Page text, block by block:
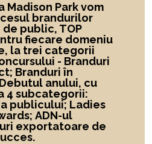
Madison Park vom
brandurilor
public, TOP
fiecare domeniu
la trei categorii
- Branduri
Branduri în
anului, cu
4 subcategorii:
publicului; Ladies
ADN-ul
exportatoare de